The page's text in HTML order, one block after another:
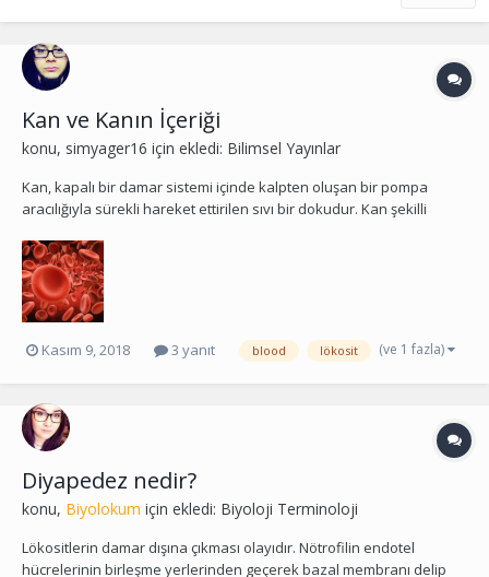
Kan ve Kanın İçeriği
konu, simyager16 için ekledi: Bilimsel Yayınlar
Kan, kapalı bir damar sistemi içinde kalpten oluşan bir pompa
aracılığıyla sürekli hareket ettirilen sıvı bir dokudur. Kan şekilli
elementlerin içinde süspansiyon halinde dağıldığı plazmadan
oluşur. Yüksek yapılı canlıların sirkülasyon...
Kasım 9, 2018 3 yanıt blood lökosit (ve 1 fazla)
Diyapedez nedir?
konu, Biyolokum için ekledi: Biyoloji Terminoloji
Lökositlerin damar dışına çıkması olayıdır. Nötrofilin endotel
hücrelerinin birleşme yerlerinden geçerek bazal membranı delip